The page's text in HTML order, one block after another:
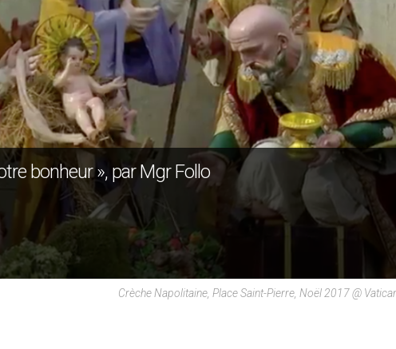
bonheur », par Mgr Follo
Crèche Napolitaine, Place Saint-Pierre, Noël 2017 @